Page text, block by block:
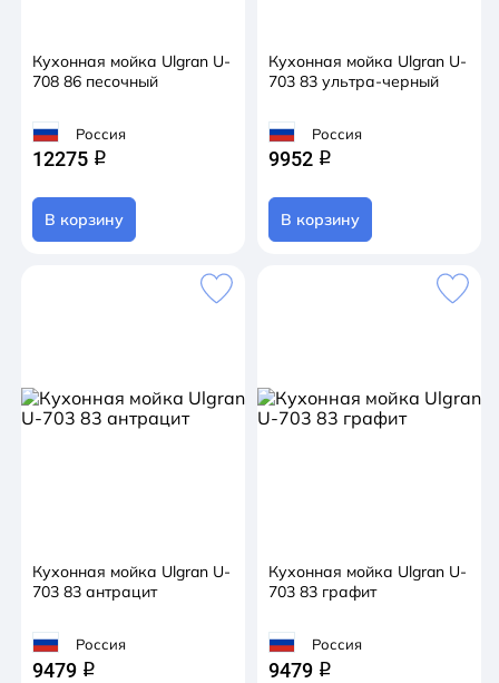
Кухонная мойка Ulgran U-
708 86 песочный
Россия
12275 q
В корзину
Кухонная мойка Ulgran U-
703 83 ультра-черный
Россия
9952 q
В корзину
Кухонная мойка Ulgran U-
703 83 антрацит
Россия
9479 q
Кухонная мойка Ulgran U-
703 83 графит
Россия
9479 q